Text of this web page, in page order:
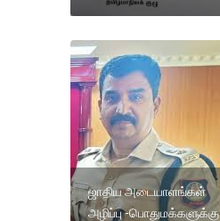
ஜாதிய அடையாளங்கள்
அழிப்பு -பொதுமக்களுக்கு